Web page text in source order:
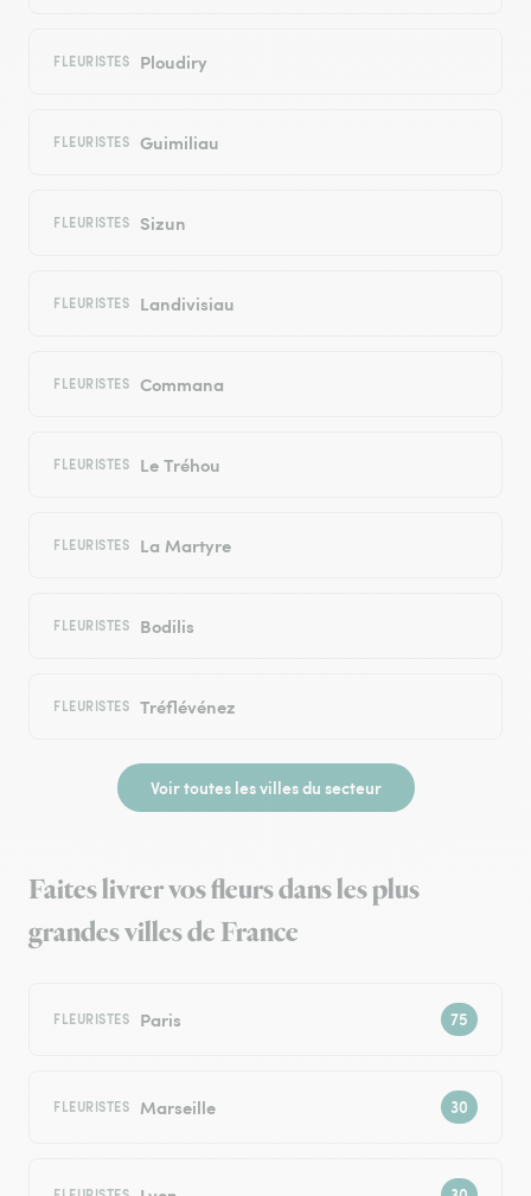
FLEURISTES Ploudiry
FLEURISTES Guimiliau
FLEURISTES Sizun
FLEURISTES Landivisiau
FLEURISTES Commana
FLEURISTES Le Tréhou
FLEURISTES La Martyre
FLEURISTES Bodilis
FLEURISTES Tréflévénez
Voir toutes les villes du secteur
Faites livrer vos fleurs dans les plus
grandes villes de France
FLEURISTES Paris
FLEURISTES Marseille